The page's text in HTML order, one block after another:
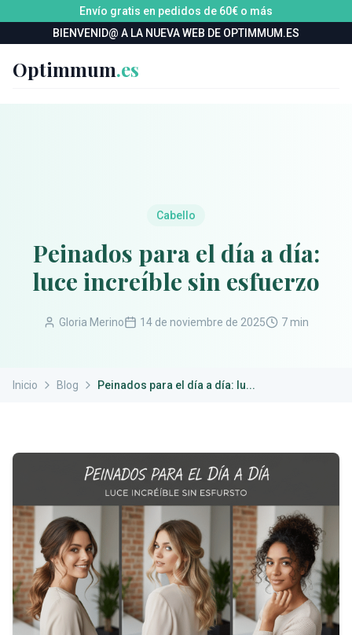
Envío gratis en pedidos de 60€ o más
BIENVENID@ A LA NUEVA WEB DE OPTIMMUM.ES
Optimmum.es
Cabello
Peinados para el día a día:
luce increíble sin esfuerzo
Gloria Merino 14 de noviembre de 2025 7 min
Inicio Blog Peinados para el día a día: lu...